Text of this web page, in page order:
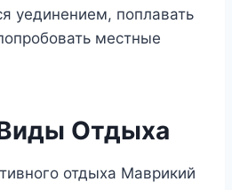
уединением, поплавать
местные
Отдыха
отдыха Маврикий